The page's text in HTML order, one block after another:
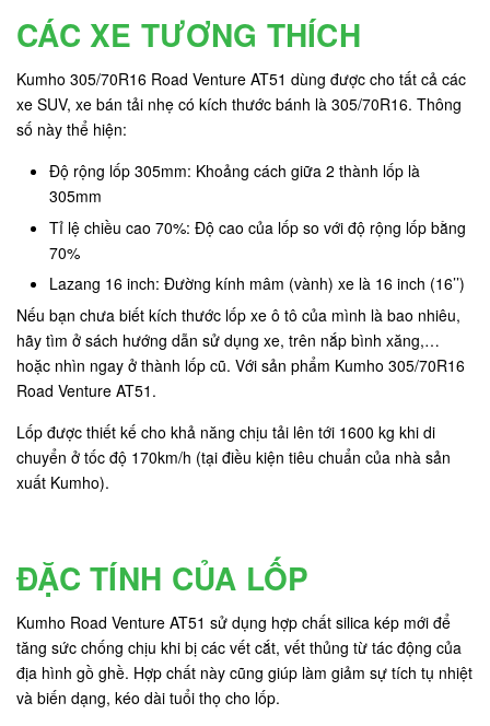
CÁC XE TƯƠNG THÍCH
Kumho 305/70R16 Road Venture AT51 dùng được cho tất cả các
xe SUV, xe bán tải nhẹ có kích thước bánh là 305/70R16. Thông
số này thể hiện:
Độ rộng lốp 305mm: Khoảng cách giữa 2 thành lốp là
305mm
Tỉ lệ chiều cao 70%: Độ cao của lốp so với độ rộng lốp bằng
70%
Lazang 16 inch: Đường kính mâm (vành) xe là 16 inch (16’’)
Nếu bạn chưa biết kích thước lốp xe ô tô của mình là bao nhiêu,
hãy tìm ở sách hướng dẫn sử dụng xe, trên nắp bình xăng,…
hoặc nhìn ngay ở thành lốp cũ. Với sản phẩm Kumho 305/70R16
Road Venture AT51.
Lốp được thiết kế cho khả năng chịu tải lên tới 1600 kg khi di
chuyển ở tốc độ 170km/h (tại điều kiện tiêu chuẩn của nhà sản
xuất Kumho).
ĐẶC TÍNH CỦA LỐP
Kumho Road Venture AT51 sử dụng hợp chất silica kép mới để
tăng sức chống chịu khi bị các vết cắt, vết thủng từ tác động của
địa hình gồ ghề. Hợp chất này cũng giúp làm giảm sự tích tụ nhiệt
và biến dạng, kéo dài tuổi thọ cho lốp.